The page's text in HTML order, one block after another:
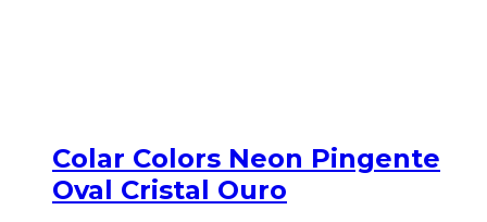
Colar Colors Neon Pingente
Oval Cristal Ouro